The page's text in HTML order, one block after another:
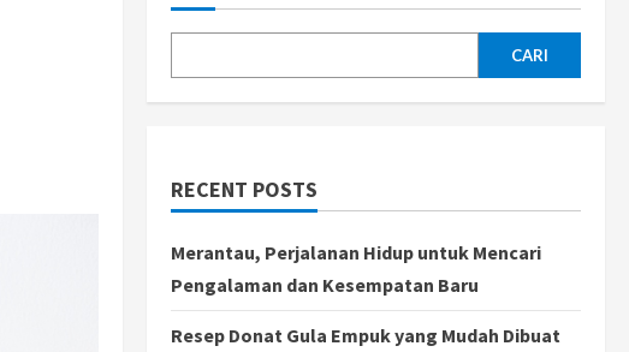
CARI
RECENT POSTS
Merantau, Perjalanan Hidup untuk Mencari
Pengalaman dan Kesempatan Baru
Resep Donat Gula Empuk yang Mudah Dibuat